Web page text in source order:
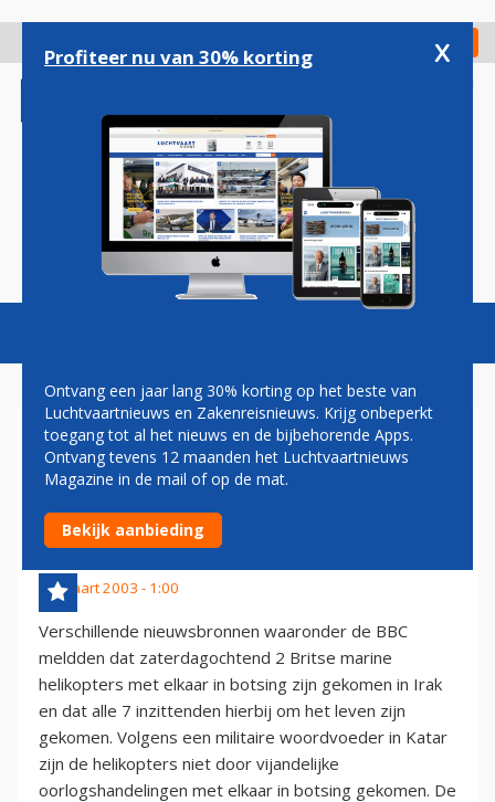
gaan
Check in
Magazine Podcasts Vacatures
OPNIEUW
HELIKOPTERONGELUK IN DE
GOLF
22 maart 2003 - 1:00
Verschillende nieuwsbronnen waaronder de BBC
meldden dat zaterdagochtend 2 Britse marine
helikopters met elkaar in botsing zijn gekomen in Irak
en dat alle 7 inzittenden hierbij om het leven zijn
gekomen. Volgens een militaire woordvoeder in Katar
zijn de helikopters niet door vijandelijke
oorlogshandelingen met elkaar in botsing gekomen. De
Profiteer nu van 30% korting x
Ontvang een jaar lang 30% korting op het beste van
Luchtvaartnieuws en Zakenreisnieuws. Krijg onbeperkt
toegang tot al het nieuws en de bijbehorende Apps.
Ontvang tevens 12 maanden het Luchtvaartnieuws
Magazine in de mail of op de mat.
Bekijk aanbieding